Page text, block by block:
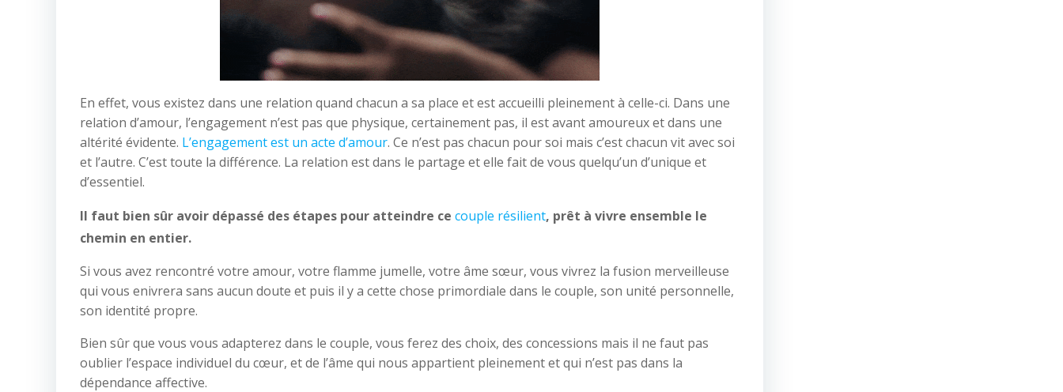
En effet, vous existez dans une relation quand chacun a sa place et est accueilli pleinement à celle-ci. Dans une
relation d’amour, l’engagement n’est pas que physique, certainement pas, il est avant amoureux et dans une
altérité évidente. L’engagement est un acte d’amour. Ce n’est pas chacun pour soi mais c’est chacun vit avec soi
et l’autre. C’est toute la différence. La relation est dans le partage et elle fait de vous quelqu’un d’unique et
d’essentiel.
Il faut bien sûr avoir dépassé des étapes pour atteindre ce couple résilient, prêt à vivre ensemble le
chemin en entier.
Si vous avez rencontré votre amour, votre flamme jumelle, votre âme sœur, vous vivrez la fusion merveilleuse
qui vous enivrera sans aucun doute et puis il y a cette chose primordiale dans le couple, son unité personnelle,
son identité propre.
Bien sûr que vous vous adapterez dans le couple, vous ferez des choix, des concessions mais il ne faut pas
oublier l’espace individuel du cœur, et de l’âme qui nous appartient pleinement et qui n’est pas dans la
dépendance affective.